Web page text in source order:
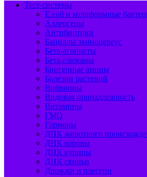
Тест-системы
E.coli и колиформные
Аллергены
Антибиотики
Бациллы эхиноцереус
Бета-агонисты
Бета-глюканы
Биогенные амины
Болезни растений
Вибрионы
Видовая принадлежность
Витамины
ГМО
Гормоны
ДНК животного
ДНК коровы
ДНК курицы
ДНК свиньи
Дрожжи и плесени